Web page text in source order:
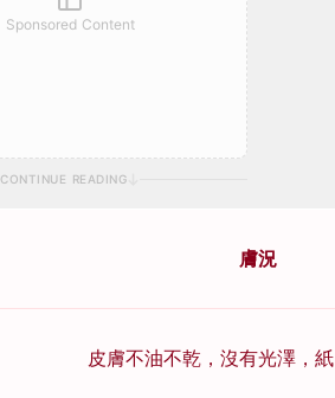
Sponsored Content
CONTINUE READING
膚況
皮膚不油不乾，沒有光澤，